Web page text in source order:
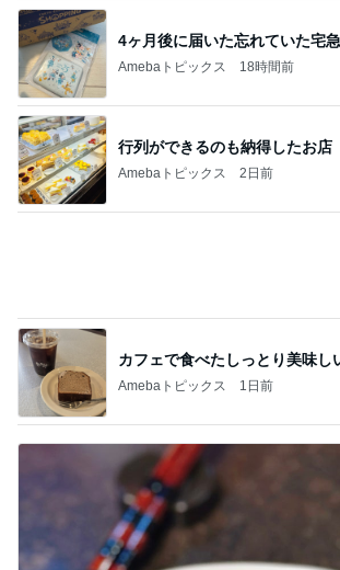
カフェで食べたしっとり美味し
Amebaトピックス 1日前
夫のごはんにぱぱっと作った一品
Amebaトピックス
心底安堵したレストランの約束
Amebaトピックス 1日前